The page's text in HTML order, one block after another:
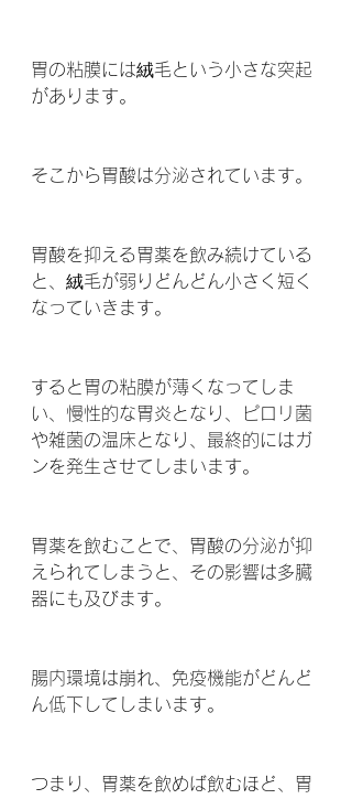
胃の粘膜には絨毛という小さな突起
があります。
そこから胃酸は分泌されています。
胃酸を抑える胃薬を飲み続けている
と、絨毛が弱りどんどん小さく短く
なっていきます。
すると胃の粘膜が薄くなってしま
い、慢性的な胃炎となり、ピロリ菌
や雑菌の温床となり、最終的にはガ
ンを発生させてしまいます。
胃薬を飲むことで、胃酸の分泌が抑
えられてしまうと、その影響は多臓
器にも及びます。
腸内環境は崩れ、免疫機能がどんど
ん低下してしまいます。
つまり、胃薬を飲めば飲むほど、胃